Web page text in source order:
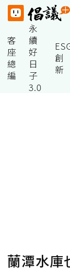
客
座
總
編
永
續
好
日
子
3.0
創
新
蘭潭水庫